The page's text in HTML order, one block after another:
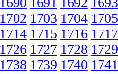
1702 1703 1704 1705
1714 1715 1716 1717
1726 1727 1728 1729
1738 1739 1740 1741